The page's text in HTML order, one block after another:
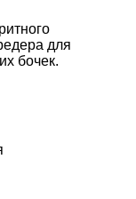
для
бочек.